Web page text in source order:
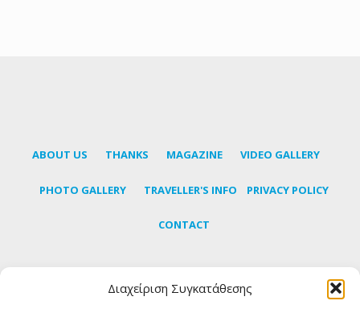
Διαχείριση Συγκατάθεσης
ABOUT US THANKS MAGAZINE VIDEO GALLERY
PHOTO GALLERY TRAVELLER'S INFO PRIVACY POLICY
CONTACT
Subscribe to our newsletter to learn the latest news